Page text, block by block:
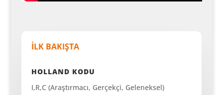
İLK BAKIŞTA
HOLLAND KODU
I,R,C (Araştırmacı, Gerçekçi, Geleneksel)